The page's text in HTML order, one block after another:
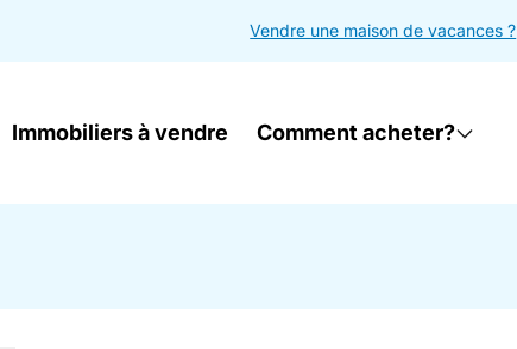
Vendre une maison de vacances ?
Immobiliers à vendre Comment acheter?